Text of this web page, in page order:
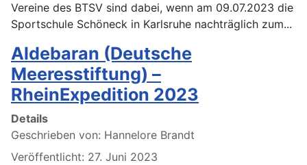
Vereine des BTSV sind dabei, wenn am 09.07.2023 die
Sportschule Schöneck in Karlsruhe nachträglich zum...
Aldebaran (Deutsche
Meeresstiftung) –
RheinExpedition 2023
Details
Geschrieben von: Hannelore Brandt
Veröffentlicht: 27. Juni 2023